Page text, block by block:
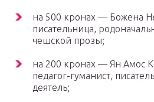
на 500 кронах — Божена
писательница,
чешской прозы;
на 200 кронах — Ян Амос
педагог-гуманист,
деятель;